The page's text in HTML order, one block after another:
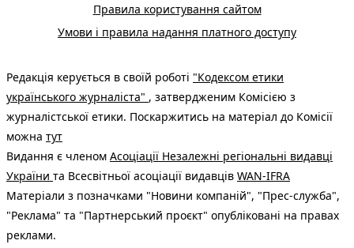
Правила користування сайтом
Умови і правила надання платного доступу
Редакція керується в своїй роботі "Кодексом етики
українського журналіста" , затвердженим Комісією з
журналістської етики. Поскаржитись на матеріал до Комісії
можна тут
Видання є членом Асоціації Незалежні регіональні видавці
України та Всесвітньої асоціації видавців WAN-IFRA
Матеріали з позначками "Новини компаній", "Прес-служба",
"Реклама" та "Партнерський проєкт" опубліковані на правах
реклами.